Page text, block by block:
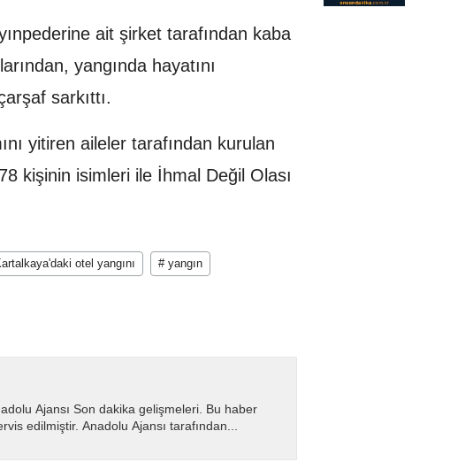
ait şirket tarafından kaba
yangında hayatını
sarkıttı.
yitiren aileler tarafından kurulan
kişinin isimleri ile İhmal Değil Olası
otel yangını # yangın
Ajansı Son dakika gelişmeleri. Bu haber
edilmiştir. Anadolu Ajansı tarafından...